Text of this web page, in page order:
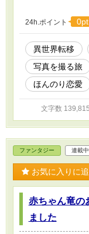
24h.ポイント 0pt
異世界転移
写真を撮る旅
ほんのり恋愛
文字数 139,815
ファンタジー 連載中
お気に入りに
赤ちゃん竜の
ました